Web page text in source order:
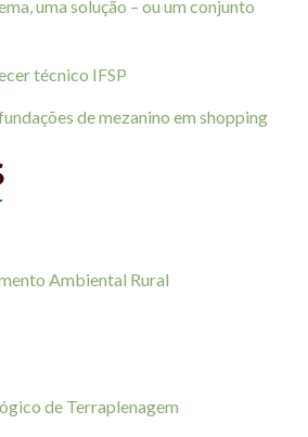
uma solução – ou um conjunto
técnico IFSP
de mezanino em shopping
Ambiental Rural
de Terraplenagem